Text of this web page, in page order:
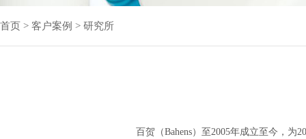
首页 > 客户案例 > 研究所
百贺（Bahens）至2005年成立至今，